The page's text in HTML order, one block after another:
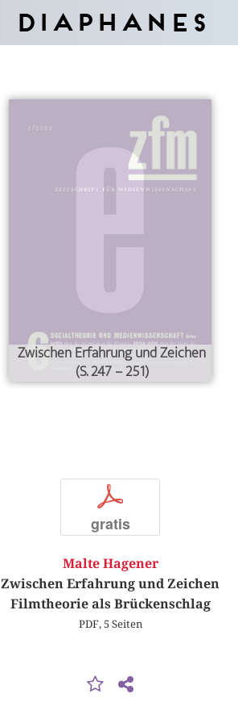
Diaphanes
Zwischen Erfahrung und Zeichen
(S. 247 – 251)
p
gratis
Malte Hagener
Zwischen Erfahrung und Zeichen
Filmtheorie als Brückenschlag
PDF, 5 Seiten